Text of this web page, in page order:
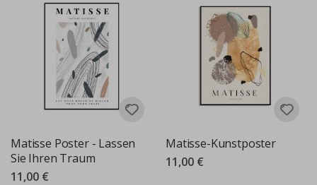
Matisse Poster - Lassen
Sie Ihren Traum
11,00 €
Matisse-Kunstposter
11,00 €